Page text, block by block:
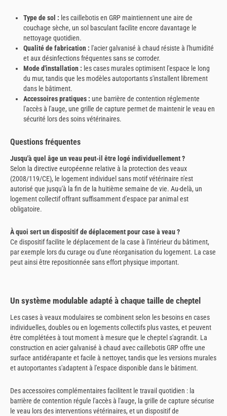
Type de sol : les caillebotis en GRP maintiennent une aire de
couchage sèche, un sol basculant facilite encore davantage le
nettoyage quotidien.
Qualité de fabrication : l'acier galvanisé à chaud résiste à l'humidité
et aux désinfections fréquentes sans se corroder.
Mode d'installation : les cases murales optimisent l'espace le long
du mur, tandis que les modèles autoportants s'installent librement
dans le bâtiment.
Accessoires pratiques : une barrière de contention réglemente
l'accès à l'auge, une grille de capture permet de maintenir le veau en
sécurité lors des soins vétérinaires.
Questions fréquentes
Jusqu'à quel âge un veau peut-il être logé individuellement ?
Selon la directive européenne relative à la protection des veaux
(2008/119/CE), le logement individuel sans motif vétérinaire n'est
autorisé que jusqu'à la fin de la huitième semaine de vie. Au-delà, un
logement collectif offrant suffisamment d'espace par animal est
obligatoire.
À quoi sert un dispositif de déplacement pour case à veau ?
Ce dispositif facilite le déplacement de la case à l'intérieur du bâtiment,
par exemple lors du curage ou d'une réorganisation du logement. La case
peut ainsi être repositionnée sans effort physique important.
Un système modulable adapté à chaque taille de cheptel
Les cases à veaux modulaires se combinent selon les besoins en cases
individuelles, doubles ou en logements collectifs plus vastes, et peuvent
être complétées à tout moment à mesure que le cheptel s'agrandit. La
construction en acier galvanisé à chaud avec caillebotis GRP offre une
surface antidérapante et facile à nettoyer, tandis que les versions murales
et autoportantes s'adaptent à l'espace disponible dans le bâtiment.
Des accessoires complémentaires facilitent le travail quotidien : la
barrière de contention régule l'accès à l'auge, la grille de capture sécurise
le veau lors des interventions vétérinaires, et un dispositif de